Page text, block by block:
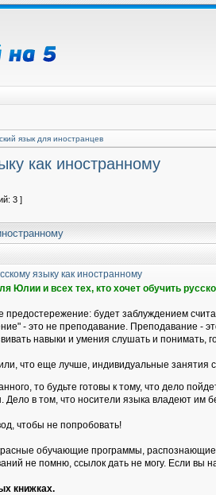
язык для иностранцев
как иностранному
3 ]
языку как иностранному
Юлии и всех тех, кто хочет обучить
предостережение: будет заблуждением
- это не преподавание. Преподавание -
навыки и умения слушать и понимать,
что еще лучше, индивидуальные занятия
то будьте готовы к тому, что дело
Дело в том, что носители языка владеют им
чтобы не попробовать!
обучающие программы,
не помню, ссылок дать не могу. Если вы
книжках.